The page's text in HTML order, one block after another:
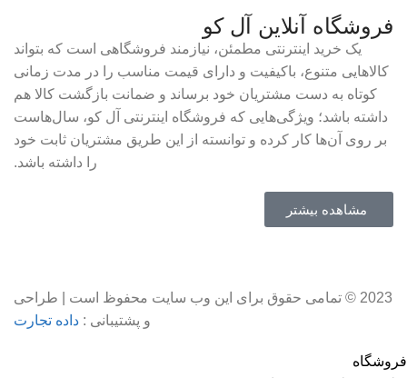
فروشگاه آنلاین آل کو
یک خرید اینترنتی مطمئن، نیازمند فروشگاهی است که بتواند
کالاهایی متنوع، باکیفیت و دارای قیمت مناسب را در مدت زمانی
کوتاه به دست مشتریان خود برساند و ضمانت بازگشت کالا هم
داشته باشد؛ ویژگی‌هایی که فروشگاه اینترنتی آل کو، سال‌هاست
بر روی آن‌ها کار کرده و توانسته از این طریق مشتریان ثابت خود
را داشته باشد.
مشاهده بیشتر
2023 © تمامی حقوق برای این وب سایت محفوظ است | طراحی
و پشتیبانی : داده تجارت
فروشگاه